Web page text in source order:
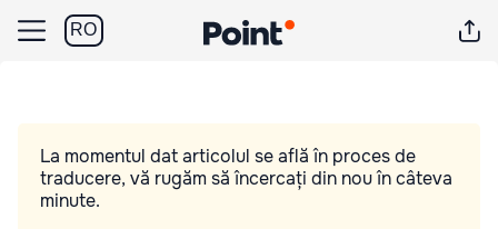
RO
La momentul dat articolul se află în proces de
traducere, vă rugăm să încercați din nou în câteva
minute.